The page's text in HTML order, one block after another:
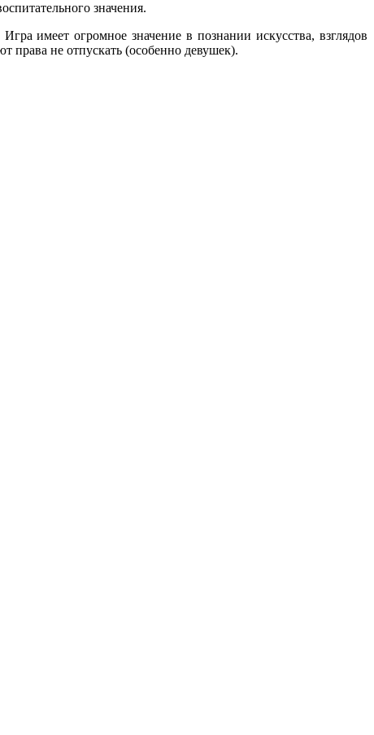
значения.
имеет огромное значение в познании искусства, взглядов
права не отпускать (особенно девушек).